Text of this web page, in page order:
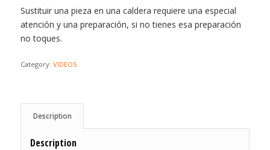
Sustituir una pieza en una caldera requiere una especial
atención y una preparación, si no tienes esa preparación
no toques.
Category: VIDEOS
Description
Description